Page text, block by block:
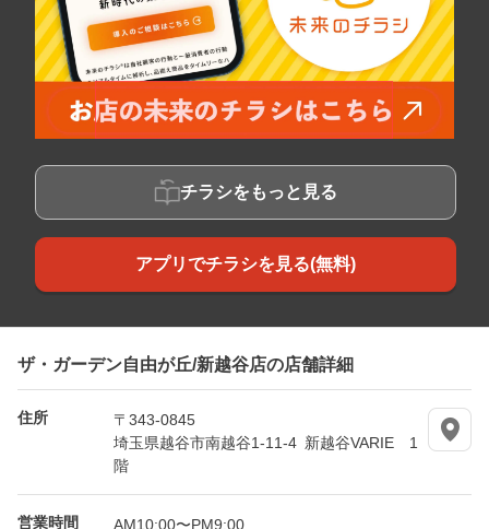
チラシをもっと見る
アプリでチラシを見る(無料)
ザ・ガーデン自由が丘/新越谷店の店舗詳細
住所
〒343-0845
埼玉県越谷市南越谷1-11-4 新越谷VARIE 1
階
営業時間 AM10:00〜PM9:00